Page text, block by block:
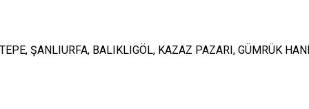
ŞANLIURFA, BALIKLIGÖL, KAZAZ PAZARI, GÜMRÜK